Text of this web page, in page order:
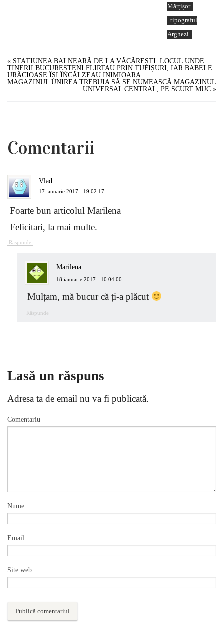
Mărțișor
tipograful
Arghezi
« STAȚIUNEA BALNEARĂ DE LA VĂCĂREȘTI: LOCUL UNDE
TINERII BUCUREȘTENI FLIRTAU PRIN TUFIȘURI, IAR BABELE
URÂCIOASE ÎȘI ÎNCĂLZEAU INIMIOARA
MAGAZINUL UNIREA TREBUIA SĂ SE NUMEASCĂ MAGAZINUL
UNIVERSAL CENTRAL, PE SCURT MUC »
Comentarii
Vlad
17 ianuarie 2017 - 19:02:17
Foarte bun articolul Marilena
Felicitari, la mai multe.
Răspunde
Marilena
18 ianuarie 2017 - 10:04:00
Mulțam, mă bucur că ți-a plăcut
Răspunde
Lasă un răspuns
Adresa ta de email nu va fi publicată.
Comentariu
Nume
Email
Site web